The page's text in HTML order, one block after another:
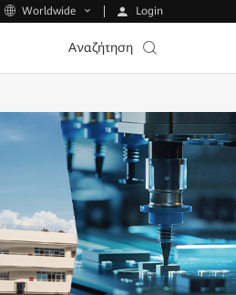
Worldwide Login
Αναζήτηση